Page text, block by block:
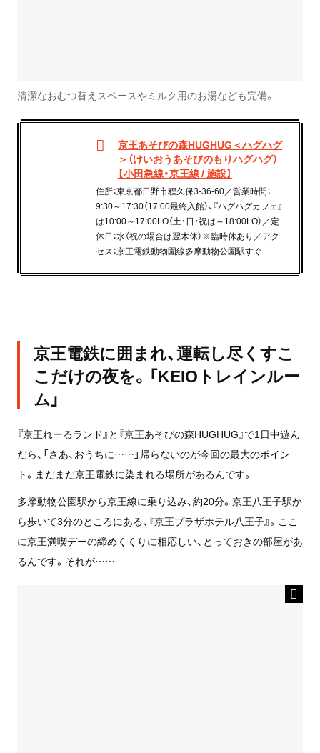
清潔なおむつ替えスペースやミルク用のお湯なども完備。
京王あそびの森HUGHUG＜ハグハグ
＞（けいおうあそびのもりハグハグ）
【小田急線・京王線 / 施設】
住所：東京都日野市程久保3-36-60／営業時間：
9:30～17:30（17:00最終入館）、『ハグハグカフェ』
は10:00～17:00LO（土・日・祝は～18:00LO）／定
休日：水（祝の場合は翌木休）※臨時休あり／アク
セス：京王電鉄動物園線多摩動物公園駅すぐ
京王電鉄に囲まれ、運転し尽くすこ
こだけの夜を。「KEIOトレインルー
ム」
『京王れーるランド』と『京王あそびの森HUGHUG』で1日中遊ん
だら、「さあ、おうちに……」帰らないのが今回の最大のポイン
ト。まだまだ京王電鉄に染まれる場所があるんです。
多摩動物公園駅から京王線に乗り込み、約20分。京王八王子駅か
ら歩いて3分のところにある、『京王プラザホテル八王子』。ここ
に京王満喫デーの締めくくりに相応しい、とっておきの部屋があ
るんです。それが……